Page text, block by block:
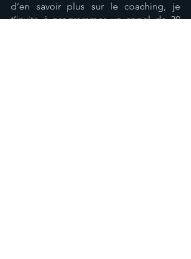
d’en savoir plus sur le coaching, je
t’invite à programmer un appel de 30